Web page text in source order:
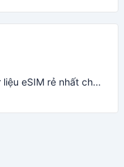
CheapereSIM — Tìm gói dữ liệu eSIM rẻ nhất cho du lịch năm 2026